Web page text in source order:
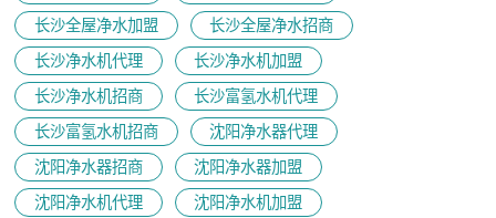
长沙全屋净水加盟
长沙全屋净水招商
长沙净水机代理
长沙净水机加盟
长沙净水机招商
长沙富氢水机代理
长沙富氢水机招商
沈阳净水器代理
沈阳净水器招商
沈阳净水器加盟
沈阳净水机代理
沈阳净水机加盟